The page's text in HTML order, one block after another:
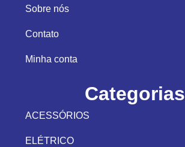
Sobre nós
Contato
Minha conta
Categorias
ACESSÓRIOS
ELÉTRICO